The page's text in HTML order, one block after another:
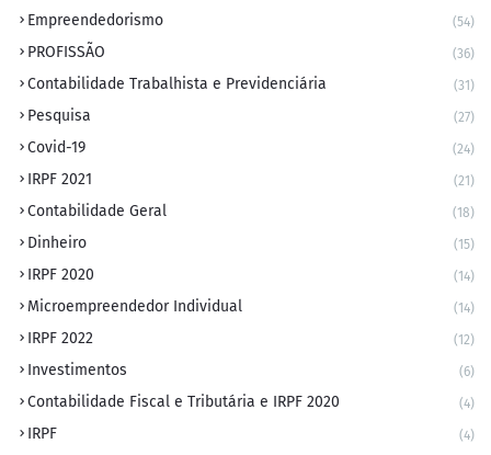
Empreendedorismo (54)
PROFISSÃO (36)
Contabilidade Trabalhista e Previdenciária (31)
Pesquisa (27)
Covid-19 (24)
IRPF 2021 (21)
Contabilidade Geral (18)
Dinheiro (15)
IRPF 2020 (14)
Microempreendedor Individual (14)
IRPF 2022 (12)
Investimentos (6)
Contabilidade Fiscal e Tributária e IRPF 2020 (4)
IRPF (4)